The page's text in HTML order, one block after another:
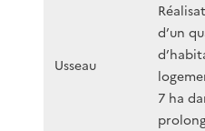
Usseau
d’un
7 ha